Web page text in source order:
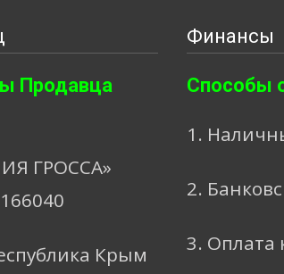
Продавца
ГРОССА»
Крым
Финансы
Способы
1.
2.
3. Оплата